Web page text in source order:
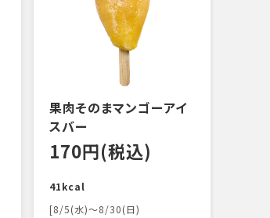
果肉そのまマンゴーアイ
スバー
170円(税込)
41kcal
[8/5(水)～8/30(日)